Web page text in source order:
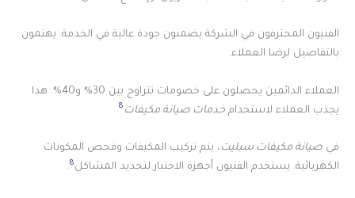
الفنيون المحترفون في الشركة يضمنون جودة عالية في الخدمة. يهتمون
بالتفاصيل لرضا العملاء.
العملاء الدائمين يحصلون على خصومات تتراوح بين 30% و40%. هذا
يجذب العملاء لاستخدام خدمات صيانة مكيفات 8
.
في صيانة مكيفات سبليت ، يتم تركيب المكيفات وفحص المكونات
الكهربائية. يستخدم الفنيون أجهزة الاختبار لتحديد المشاكل8
.